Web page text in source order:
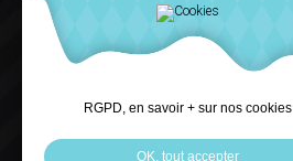
RGPD, en savoir + sur nos cookies
OK, tout accepter